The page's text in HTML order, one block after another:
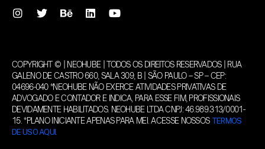
COPYRIGHT © | NEOHUBE | TODOS OS DIREITOS RESERVADOS | RUA
GALENO DE CASTRO 660, SALA 309, B | SÃO PAULO – SP – CEP:
04696-040 *NEOHUBE NÃO EXERCE ATIVIDADES PRIVATIVAS DE
ADVOGADO E CONTADOR E INDICA, PARA ESSE FIM, PROFISSIONAIS
DEVIDAMENTE HABILITADOS. NEOHUBE LTDA CNPJ: 46.989.313/0001-
15. *PLANO INICIANTE APENAS PARA MEI. ACESSE NOSSOS TERMOS
DE USO AQUI.